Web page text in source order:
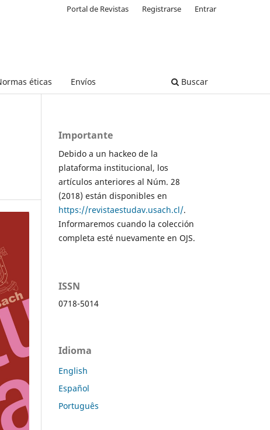
éticas Envíos Buscar
Portal de Revistas Registrarse Entrar
Importante
Debido a un hackeo de la
plataforma institucional, los
artículos anteriores al Núm. 28
(2018) están disponibles en
https://revistaestudav.usach.cl/.
Informaremos cuando la colección
completa esté nuevamente en OJS.
ISSN
0718-5014
Idioma
English
Español
Português